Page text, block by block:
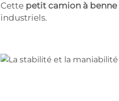
Cette petit camion à benne
industriels.